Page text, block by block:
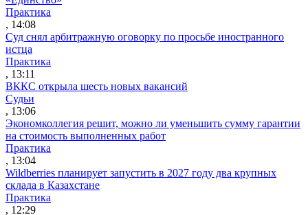
Практика
, 14:08
Суд снял арбитражную оговорку по просьбе иностранного
истца
Практика
, 13:11
ВККС открыла шесть новых вакансий
Судьи
, 13:06
Экономколлегия решит, можно ли уменьшить сумму гарантии
на стоимость выполненных работ
Практика
, 13:04
Wildberries планирует запустить в 2027 году два крупных
склада в Казахстане
Практика
, 12:29